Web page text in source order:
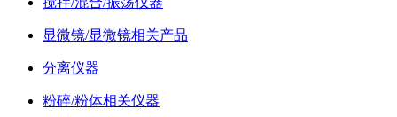
显微镜/显微镜相关产品
分离仪器
粉碎/粉体相关仪器